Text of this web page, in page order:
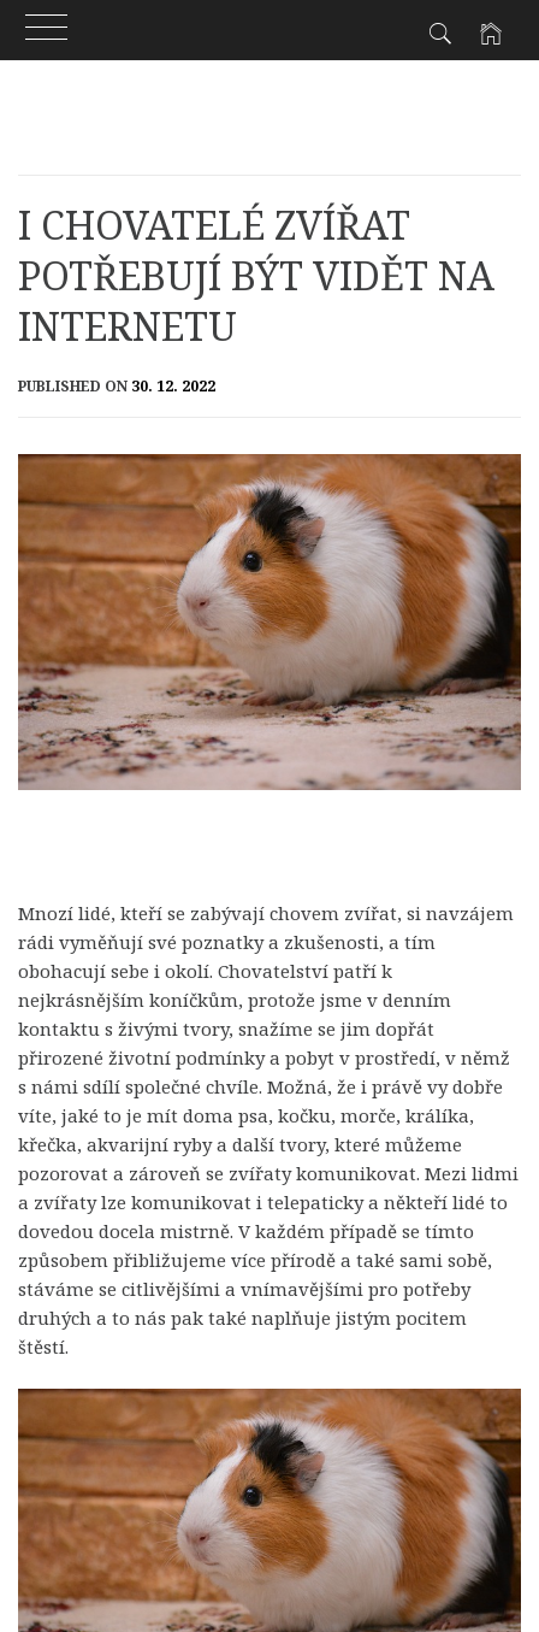
I CHOVATELÉ ZVÍŘAT
POTŘEBUJÍ BÝT VIDĚT NA
INTERNETU
PUBLISHED ON 30. 12. 2022
Mnozí lidé, kteří se zabývají chovem zvířat, si navzájem
rádi vyměňují své poznatky a zkušenosti, a tím
obohacují sebe i okolí. Chovatelství patří k
nejkrásnějším koníčkům, protože jsme v denním
kontaktu s živými tvory, snažíme se jim dopřát
přirozené životní podmínky a pobyt v prostředí, v němž
s námi sdílí společné chvíle. Možná, že i právě vy dobře
víte, jaké to je mít doma psa, kočku, morče, králíka,
křečka, akvarijní ryby a další tvory, které můžeme
pozorovat a zároveň se zvířaty komunikovat. Mezi lidmi
a zvířaty lze komunikovat i telepaticky a někteří lidé to
dovedou docela mistrně. V každém případě se tímto
způsobem přibližujeme více přírodě a také sami sobě,
stáváme se citlivějšími a vnímavějšími pro potřeby
druhých a to nás pak také naplňuje jistým pocitem
štěstí.